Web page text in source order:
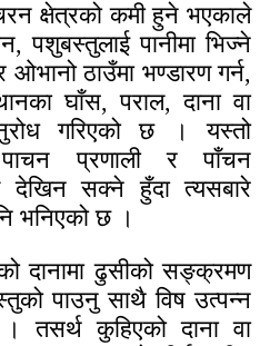
क्षेत्रको कमी हुने भएकाले
पशुबस्तुलाई पानीमा भिज्ने
ओभानो ठाउँमा भण्डारण गर्न,
घाँस, पराल, दाना वा
गरिएको छ । यस्तो
प्रणाली र पाँचन
देखिन सक्ने हुँदा त्यसबारे
भनिएको छ ।
दानामा ढुसीको सङ्क्रमण
पाउनु साथै विष उत्पन्न
तसर्थ कुहिएको दाना वा